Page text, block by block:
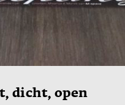
dicht, open